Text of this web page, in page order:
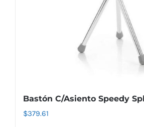
Bastón C/Asiento Speedy
$379.61